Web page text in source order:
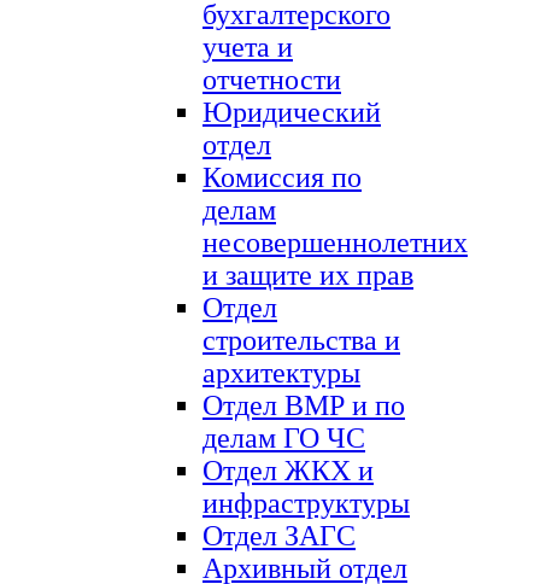
бухгалтерского
учета и
отчетности
Юридический
отдел
Комиссия по
делам
несовершеннолетних
и защите их прав
Отдел
строительства и
архитектуры
Отдел ВМР и по
делам ГО ЧС
Отдел ЖКХ и
инфраструктуры
Отдел ЗАГС
Архивный отдел